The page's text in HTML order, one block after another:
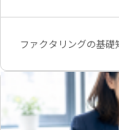
ファクタリングの基礎